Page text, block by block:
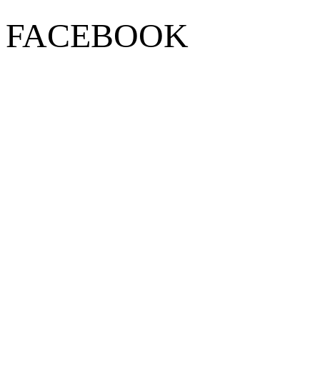
FACEBOOK